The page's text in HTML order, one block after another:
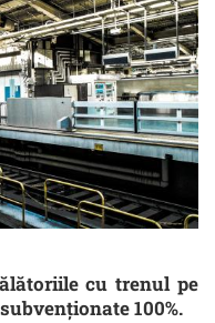
cu trenul pe
100%.